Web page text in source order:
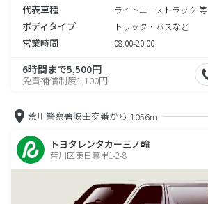
代表車種 ライトエーストラック 等
ボディタイプ トラック・バスなど
営業時間 08:00-20:00
6時間まで5,500円
免責補償制度1,100円
荒川警察署峡田交番から 1056m
トヨタレンタカー三ノ輪
荒川区東日暮里1-2-8